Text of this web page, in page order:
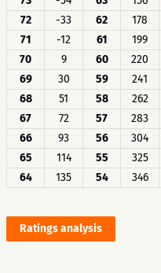
72
-33 62 178
71
-12 61 199
70
9 60 220
69
30 59 241
68
51 58 262
67
72 57 283
66
93 56 304
65
114 55 325
64
135 54 346
Ratings analysis